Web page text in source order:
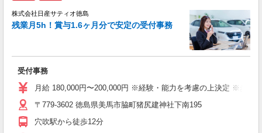
株式会社日産サティオ徳島
残業月5h！賞与1.6ヶ月分で安定の受付事務
受付事務
月給 180,000円〜200,000円 ※経験・能力を考慮の上決定 ※歩合
〒779-3602 徳島県美馬市脇町猪尻建神社下南195
穴吹駅から徒歩12分